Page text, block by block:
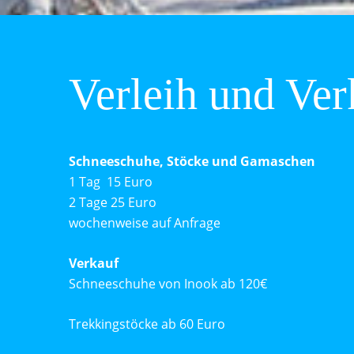
Verleih und
Schneeschuhe, Stöcke und Gamaschen
1 Tag 15 Euro
2 Tage 25 Euro
wochenweise auf Anfrage
Verkauf
Schneeschuhe von Inook ab 120€
Trekkingstöcke ab 60 Euro